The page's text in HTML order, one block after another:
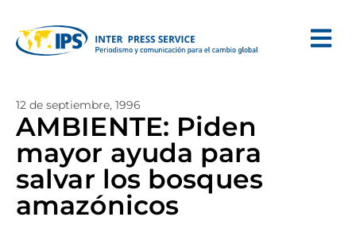
12 de septiembre, 1996
AMBIENTE: Piden
mayor ayuda para
salvar los bosques
amazónicos